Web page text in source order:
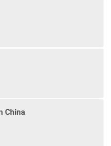
China